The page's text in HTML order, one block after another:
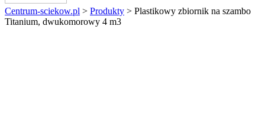
Centrum-sciekow.pl > Produkty > Plastikowy zbiornik na szambo
Titanium, dwukomorowy 4 m3